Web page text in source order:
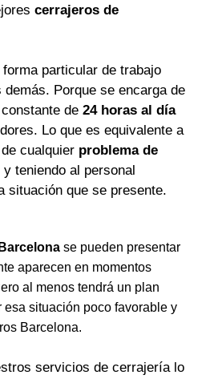
cerrajeros de
forma particular de trabajo
Porque se encarga de
de 24 horas al día
Lo que es equivalente a
cualquier problema de
y teniendo al personal
situación que se presente.
se pueden presentar
aparecen en momentos
al menos tendrá un plan
esa situación poco favorable y
Barcelona.
servicios de cerrajería lo